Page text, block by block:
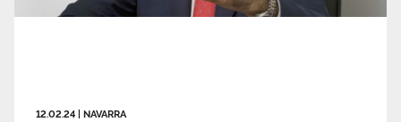
12.02.24 NAVARRA